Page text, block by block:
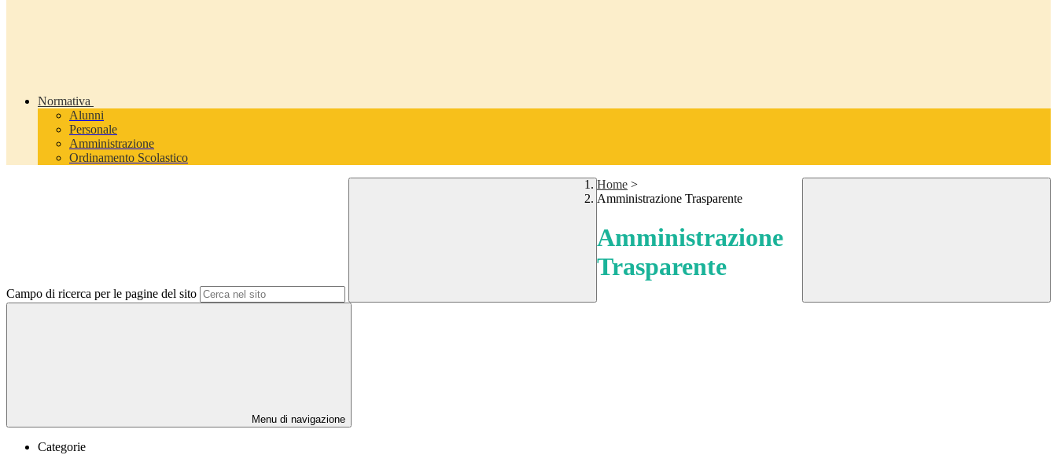
Normativa
Alunni
Personale
Amministrazione
Ordinamento Scolastico
Campo di ricerca per le pagine del sito
Home >
Amministrazione Trasparente
Amministrazione
Trasparente
Menu di navigazione
Categorie